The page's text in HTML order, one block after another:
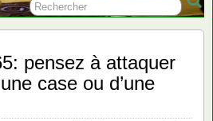
pensez à attaquer
case ou d’une